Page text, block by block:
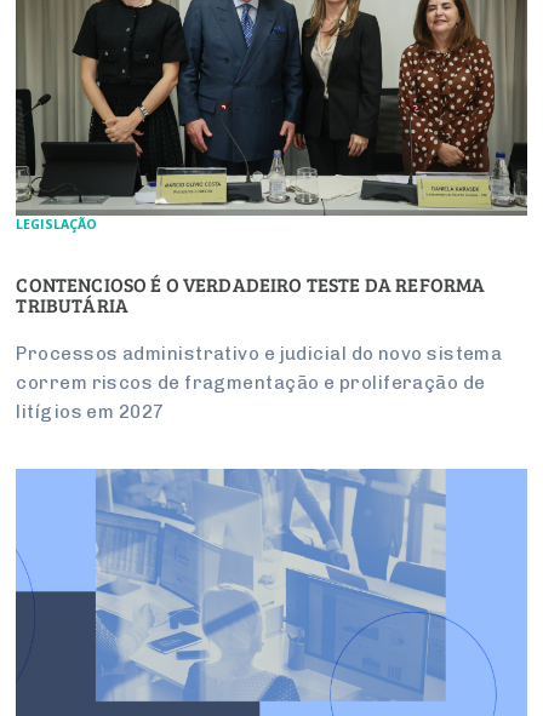
LEGISLAÇÃO
CONTENCIOSO É O VERDADEIRO TESTE DA REFORMA
TRIBUTÁRIA
Processos administrativo e judicial do novo sistema
correm riscos de fragmentação e proliferação de
litígios em 2027